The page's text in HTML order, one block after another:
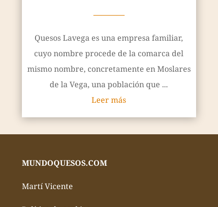
————
Quesos Lavega es una empresa familiar,
cuyo nombre procede de la comarca del
mismo nombre, concretamente en Moslares
de la Vega, una población que ...
Leer más
MUNDOQUESOS.COM
Martí Vicente